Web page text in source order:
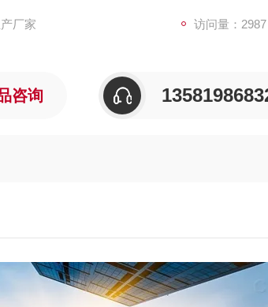
厂家 访问量：2987
咨询